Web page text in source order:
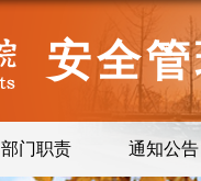
安全
部门职责 通知公告